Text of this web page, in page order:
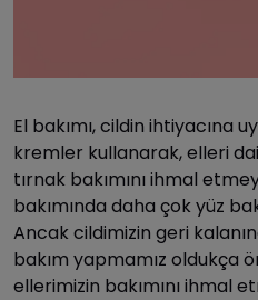
El bakımı, cildin ihtiyacına
kremler kullanarak, elleri
tırnak bakımını ihmal
bakımında daha çok yüz
Ancak cildimizin geri
bakım yapmamız oldukça
ellerimizin bakımını ihmal